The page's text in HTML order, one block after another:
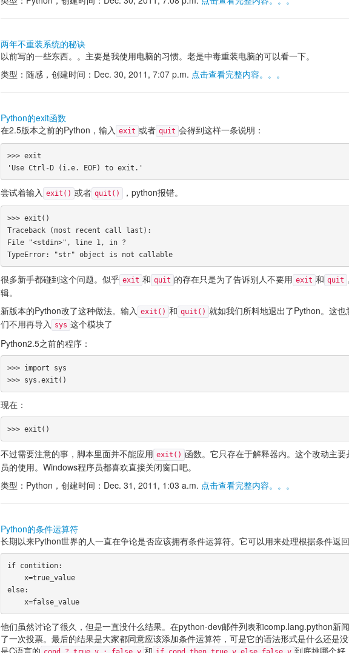
两年不重装系统的秘诀
以前写的一些东西。。主要是我使用电脑的习惯。老是中毒重装电脑的可以看一下。
类型：随感，创建时间：Dec. 30, 2011, 7:07 p.m. 点击查看完整内容。。。
Python的exit函数
在2.5版本之前的Python，输入 exit 或者 quit 会得到这样一条说明：
>>> exit
尝试着输入 exit() 或者 quit() ，python报错。
>>> exit()
Traceback (most recent call last):
File "<stdin>", line 1, in ?
TypeError: "str" object is not callable
很多新手都碰到这个问题。似乎 exit 和 quit 的存在只是为了告诉别人不要用 exit 和 quit
辑。
新版本的Python改了这种做法。输入 exit() 和 quit() 就如我们所料地退出了Python。这
们不用再导入 sys 这个模块了
Python2.5之前的程序：
>>> import sys
现在：
不过需要注意的事，脚本里面并不能应用 exit() 函数。它只存在于解释器内。这个改动主
员的使用。Windows程序员都喜欢直接关闭窗口吧。
类型：Python，创建时间：Dec. 31, 2011, 1:03 a.m. 点击查看完整内容。。。
Python的条件运算符
长期以来Python世界的人一直在争论是否应该拥有条件运算符。它可以用来处理根据条件返
if contition:
else:
    x=false_value
他们虽然讨论了很久，但是一直没什么结果。在python-dev邮件列表和comp.lang.python新
了一次投票。最后的结果是大家都同意应该添加条件运算符，可是它的语法形式是什么还是
是C语言的
和
到底挑哪个好。